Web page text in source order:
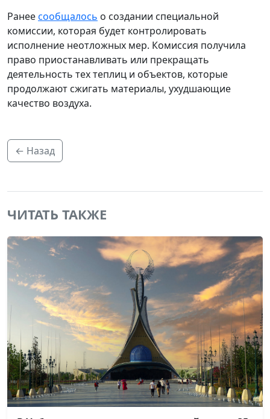
Ранеесообщалось о создании специальной
комиссии, которая будет контролировать
исполнение неотложных мер. Комиссия получила
право приостанавливать или прекращать
деятельность тех теплиц и объектов, которые
продолжают сжигать материалы, ухудшающие
качество воздуха.
← Назад
ЧИТАТЬ ТАКЖЕ